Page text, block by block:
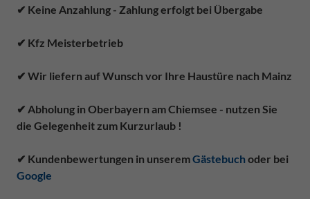
✔ Keine Anzahlung - Zahlung erfolgt bei Übergabe
✔ Kfz Meisterbetrieb
✔ Wir liefern auf Wunsch vor Ihre Haustüre nach Mainz
✔ Abholung in Oberbayern am Chiemsee - nutzen Sie
die Gelegenheit zum Kurzurlaub !
✔ Kundenbewertungen in unseremGästebuch oder bei
Google